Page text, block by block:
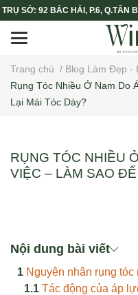
TRỤ SỞ: 92 BẮC HẢI, P.6, Q.TÂN
Trang chủ / Blog Làm Đẹp -
Rụng Tóc Nhiều Ở Nam Do
Lại Mái Tóc Dày?
RỤNG TÓC NHIỀU
VIỆC – LÀM SAO
Nội dung bài viết
Nguyên nhân rụng
Tác động của áp